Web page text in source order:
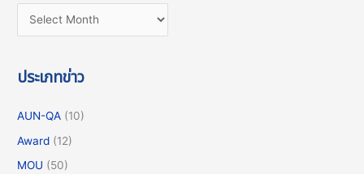
ประเภทข่าว
AUN-QA (10)
Award (12)
MOU (50)